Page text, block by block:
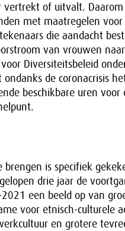
of uitvalt.
met maatregelen voor
die aandacht
van vrouwen
Diversiteitsbeleid
de coronacrisis
beschikbare uren
is specifiek
drie jaar de
een beeld op van
voor etnisch-culturele
en grotere